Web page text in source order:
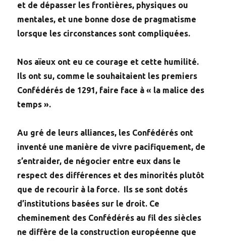
et de dépasser les frontières, physiques ou
mentales, et une bonne dose de pragmatisme
lorsque les circonstances sont compliquées.
Nos aïeux ont eu ce courage et cette humilité.
Ils ont su, comme le souhaitaient les premiers
Confédérés de 1291, faire face à « la malice des
temps ».
Au gré de leurs alliances, les Confédérés ont
inventé une manière de vivre pacifiquement, de
s’entraider, de négocier entre eux dans le
respect des différences et des minorités plutôt
que de recourir à la force. Ils se sont dotés
d’institutions basées sur le droit. Ce
cheminement des Confédérés au fil des siècles
ne diffère de la construction européenne que